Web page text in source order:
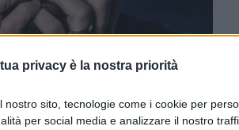
tua privacy è la nostra priorità
nostro sito, tecnologie come i cookie per
per social media e analizzare il nostro